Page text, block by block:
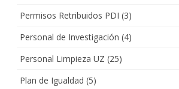
Permisos Retribuidos PDI (3)
Personal de Investigación (4)
Personal Limpieza UZ (25)
Plan de Igualdad (5)